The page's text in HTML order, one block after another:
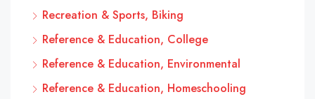
Recreation & Sports, Biking
Reference & Education, College
Reference & Education, Environmental
Reference & Education, Homeschooling